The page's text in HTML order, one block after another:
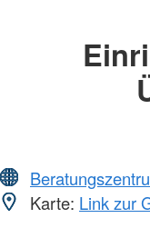
Karte: Link zur